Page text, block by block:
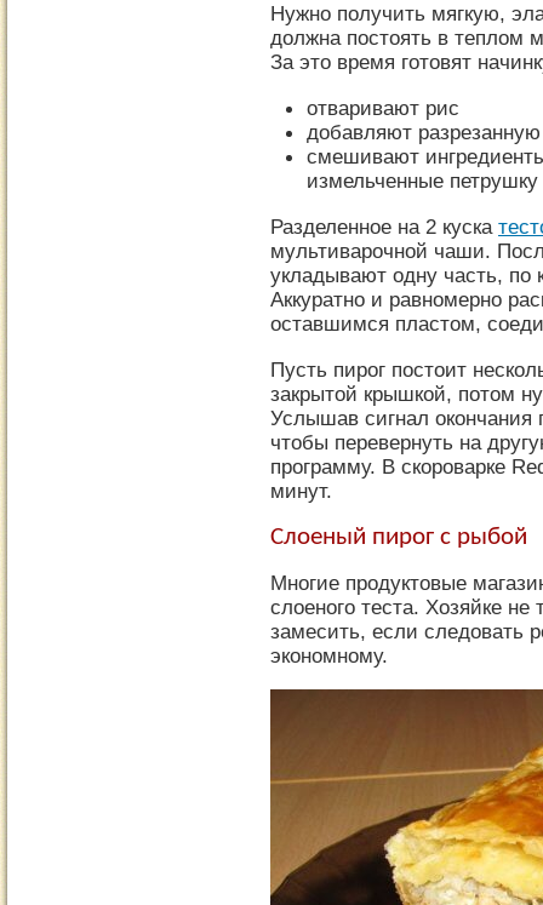
Нужно получить мягкую,
должна постоять в теплом
За это время готовят
отваривают рис
добавляют
смешивают
измельченные
Разделенное на 2 куска
мультиварочной чаши.
укладывают одну часть, по
Аккуратно и равномерно
оставшимся пластом,
Пусть пирог постоит
закрытой крышкой, потом
Услышав сигнал
чтобы перевернуть на
программу. В скороварке
минут.
Слоеный пирог с рыбой
Многие продуктовые
слоеного теста. Хозяйке
замесить, если следовать
экономному.